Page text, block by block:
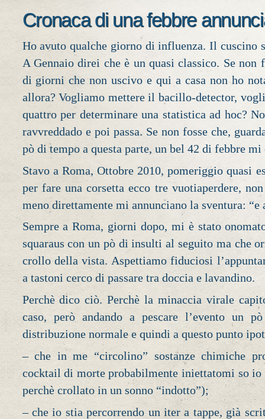
Cronaca di una febbre
Ho avuto qualche giorno di influenza. Il cuscino
A Gennaio direi che è un quasi classico. Se non
di giorni che non uscivo e qui a casa non ho
allora? Vogliamo mettere il bacillo-detector,
quattro per determinare una statistica ad hoc?
ravvreddado e poi passa. Se non fosse che,
pò di tempo a questa parte, un bel 42 di febbre mi
Stavo a Roma, Ottobre 2010, pomeriggio quasi
per fare una corsetta ecco tre vuotiaperdere,
meno direttamente mi annunciano la sventura: “e
Sempre a Roma, giorni dopo, mi è stato
squaraus con un pò di insulti al seguito ma che
crollo della vista. Aspettiamo fiduciosi
a tastoni cerco di passare tra doccia e lavandino.
Perchè dico ciò. Perchè la minaccia virale
caso, però andando a pescare l’evento un
distribuzione normale e quindi a questo punto
– che in me “circolino” sostanze chimiche
cocktail di morte probabilmente iniettatomi so io
perchè crollato in un sonno “indotto”);
– che io stia percorrendo un iter a tappe, già